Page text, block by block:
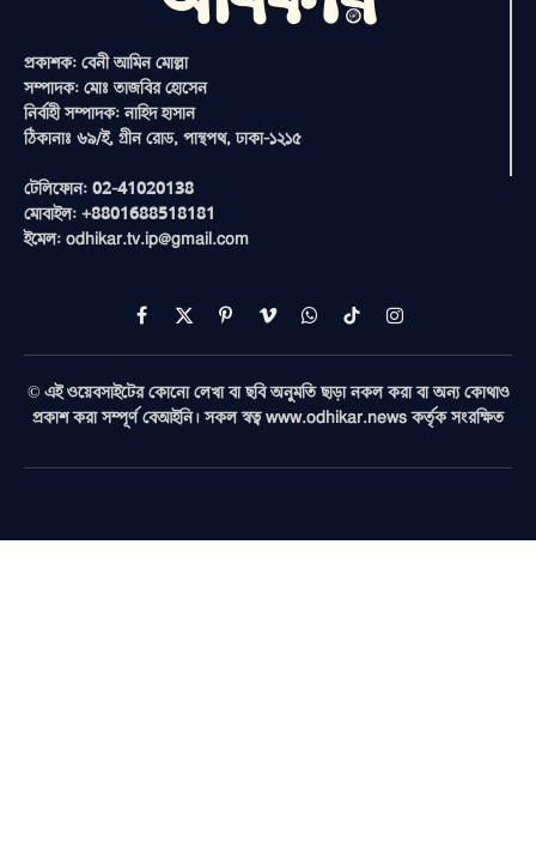
প্রকাশক: বেনী আমিন মোল্লা
সম্পাদক: মোঃ তাজবির হোসেন
নির্বাহী সম্পাদক: নাহিদ হাসান
ঠিকানাঃ ৬৯/ই, গ্রীন রোড, পান্থপথ, ঢাকা-১২১৫
টেলিফোন: 02-41020138
মোবাইল: +8801688518181
ইমেল: odhikar.tv.ip@gmail.com
Facebook
X
(Twitter)
PinterestVimeoWhatsAppTikTokInstagram
© এই ওয়েবসাইটের কোনো লেখা বা ছবি অনুমতি ছাড়া নকল করা বা অন্য কোথাও
প্রকাশ করা সম্পূর্ণ বেআইনি। সকল স্বত্ব www.odhikar.news কর্তৃক সংরক্ষিত